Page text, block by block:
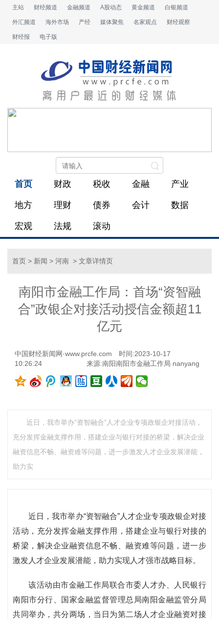
主站 财经频道 金融频道 A股动态 黄金频道 白银频道
外汇频道 海外市场 产经 媒体聚焦 名家观点 财经观察
财经报 电子版
首页 财政 税收 金融 产业
地方 理财 债券 会计 数据
宏观 法规 滚动
首页 > 新闻 > 河南 > 文章详情页
南阳市金融工作局：首场“资智融
合”政银企对接活动授信金额超11
亿元
中国财经新闻网·www.prcfe.com
时间:2023-10-17
10:26:24
来源:南阳南阳市金融工作局 nanyang
近日，我市举办“资智融合”人才企业专项政银企对接活动，
充分发挥金融支撑作用，搭建企业与银行对接的桥梁，解决企业
融资信息不畅、融资难等问题，进一步激发人才企业发展潜能，
助力实
近日，我市举办“资智融合”人才企业专项政银企对接
活动，充分发挥金融支撑作用，搭建企业与银行对接的
桥梁，解决企业融资信息不畅、融资难等问题，进一步
激发人才企业发展潜能，助力实现人才强市战略目标。
该活动由市金融工作局联合市委人才办、人民银行
南阳市分行、国家金融监督管理总局南阳金融监管分局
共同举办，共分两场，当日为第二场人才企业融资对接